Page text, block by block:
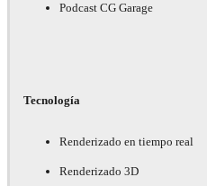
Podcast CG Garage
Tecnología
Renderizado en tiempo real
Renderizado 3D